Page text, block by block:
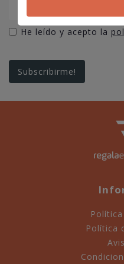
He leído y acepto la
Política